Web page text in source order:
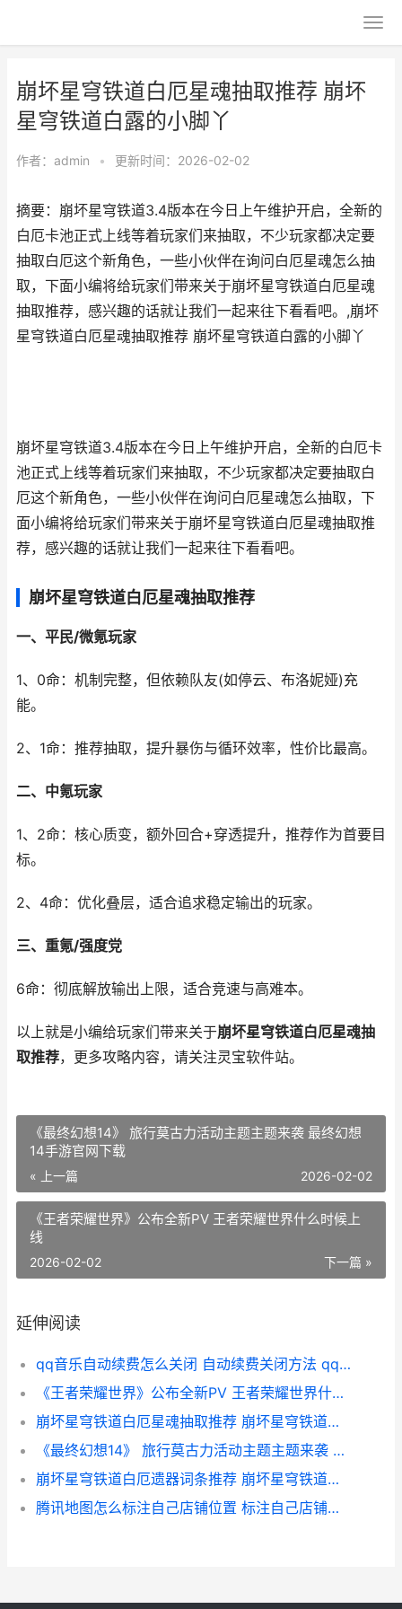
崩坏星穹铁道白厄星魂抽取推荐 崩坏
星穹铁道白露的小脚丫
作者： admin • 更新时间：2026-02-02
摘要：崩坏星穹铁道3.4版本在今日上午维护开启，全新的
白厄卡池正式上线等着玩家们来抽取，不少玩家都决定要
抽取白厄这个新角色，一些小伙伴在询问白厄星魂怎么抽
取，下面小编将给玩家们带来关于崩坏星穹铁道白厄星魂
抽取推荐，感兴趣的话就让我们一起来往下看看吧。,崩坏
星穹铁道白厄星魂抽取推荐 崩坏星穹铁道白露的小脚丫
崩坏星穹铁道3.4版本在今日上午维护开启，全新的白厄卡
池正式上线等着玩家们来抽取，不少玩家都决定要抽取白
厄这个新角色，一些小伙伴在询问白厄星魂怎么抽取，下
面小编将给玩家们带来关于崩坏星穹铁道白厄星魂抽取推
荐，感兴趣的话就让我们一起来往下看看吧。
崩坏星穹铁道白厄星魂抽取推荐
一、平民/微氪玩家
1、0命：机制完整，但依赖队友(如停云、布洛妮娅)充
能。
2、1命：推荐抽取，提升暴伤与循环效率，性价比最高。
二、中氪玩家
1、2命：核心质变，额外回合+穿透提升，推荐作为首要目
标。
2、4命：优化叠层，适合追求稳定输出的玩家。
三、重氪/强度党
6命：彻底解放输出上限，适合竞速与高难本。
以上就是小编给玩家们带来关于崩坏星穹铁道白厄星魂抽
取推荐，更多攻略内容，请关注灵宝软件站。
《最终幻想14》 旅行莫古力活动主题主题来袭 最终幻想
14手游官网下载
« 上一篇 2026-02-02
《王者荣耀世界》公布全新PV 王者荣耀世界什么时候上
线
下一篇 »
2026-02-02
延伸阅读
qq音乐自动续费怎么关闭 自动续费关闭方法 qq音乐自动续费怎么关闭
《王者荣耀世界》公布全新PV 王者荣耀世界什么时候上线
崩坏星穹铁道白厄星魂抽取推荐 崩坏星穹铁道白露的小脚丫
《最终幻想14》 旅行莫古力活动主题主题来袭 最终幻想14手游官网下载
崩坏星穹铁道白厄遗器词条推荐 崩坏星穹铁道白厄毕业面板
腾讯地图怎么标注自己店铺位置 标注自己店铺位置方法 腾讯地图怎么标注公司地址